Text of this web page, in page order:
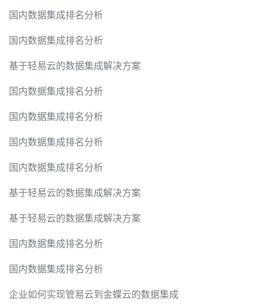
国内数据集成排名分析
国内数据集成排名分析
基于轻易云的数据集成解决方案
国内数据集成排名分析
国内数据集成排名分析
国内数据集成排名分析
国内数据集成排名分析
基于轻易云的数据集成解决方案
基于轻易云的数据集成解决方案
国内数据集成排名分析
国内数据集成排名分析
企业如何实现管易云到金蝶云的数据集成